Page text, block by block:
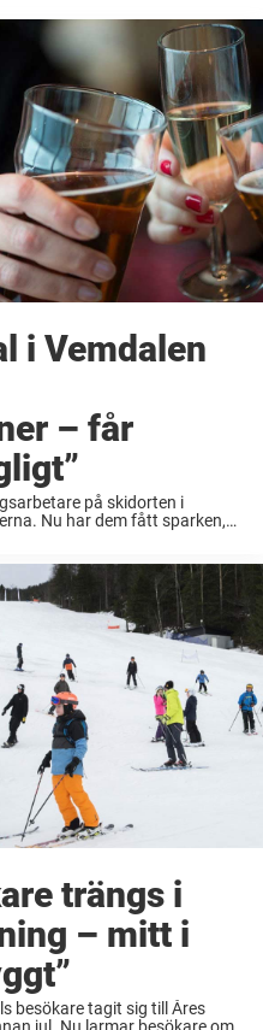
i Vemdalen
– får
på skidorten i
Nu har dem fått sparken,
trängs i
– mitt i
besökare tagit sig till Åres
jul. Nu larmar besökare om